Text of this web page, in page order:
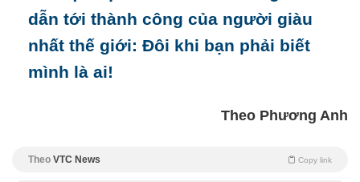
dẫn tới thành công của người giàu
nhất thế giới: Đôi khi bạn phải biết
mình là ai!
Theo Phương Anh
Theo VTC News Copy link